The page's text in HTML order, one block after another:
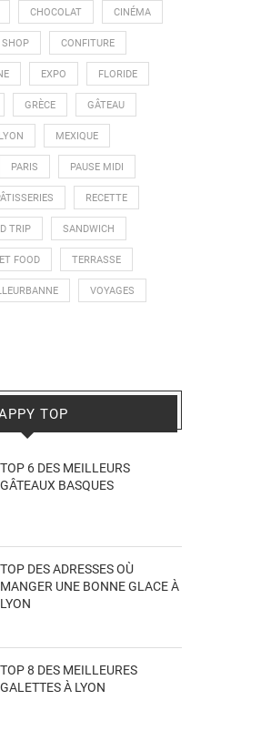
CHOCOLAT CINÉMA
SHOP CONFITURE
EXPO FLORIDE
GRÈCE GÂTEAU
LYON MEXIQUE
PARIS PAUSE MIDI
RECETTE
TRIP SANDWICH
FOOD TERRASSE
VOYAGES
TOP
TOP 6 DES MEILLEURS
GÂTEAUX BASQUES
TOP DES ADRESSES OÙ
MANGER UNE BONNE GLACE À
LYON
TOP 8 DES MEILLEURES
GALETTES À LYON